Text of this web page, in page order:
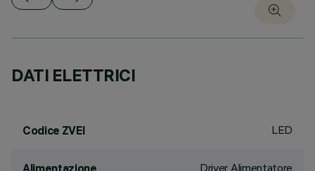
DATI ELETTRICI
Codice ZVEI LED
Alimentazione
Driver Alimentatore